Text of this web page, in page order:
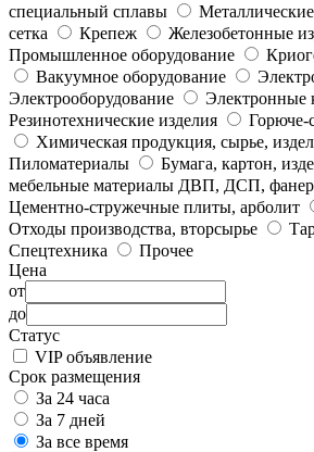
специальный сплавы
сетка
Крепеж
Железобетонные
Промышленное оборудование
Вакуумное оборудование
Электрооборудование
Электронные
Резинотехнические изделия
Горюче-
Химическая продукция, сырье,
Пиломатериалы
Бумага, картон,
мебельные материалы ДВП, ДСП,
Цементно-стружечные плиты, арболит
Отходы производства, вторсырье
Спецтехника
Прочее
Цена
от
до
Статус
VIP объявление
Срок размещения
За 24 часа
За 7 дней
За все время